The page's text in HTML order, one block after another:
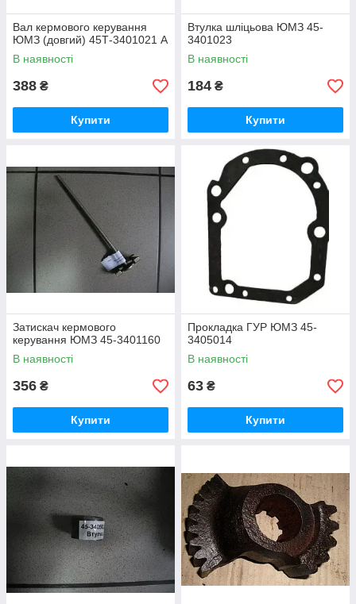
Вал кермового керування
ЮМЗ (довгий) 45Т-3401021 А
В наявності
388 ₴
Купити
Втулка шліцьова ЮМЗ 45-
3401023
В наявності
184 ₴
Купити
Затискач кермового
керування ЮМЗ 45-3401160
В наявності
356 ₴
Купити
Прокладка ГУР ЮМЗ 45-
3405014
В наявності
63 ₴
Купити